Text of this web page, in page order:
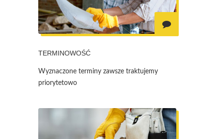
TERMINOWOŚĆ
Wyznaczone terminy zawsze traktujemy
priorytetowo